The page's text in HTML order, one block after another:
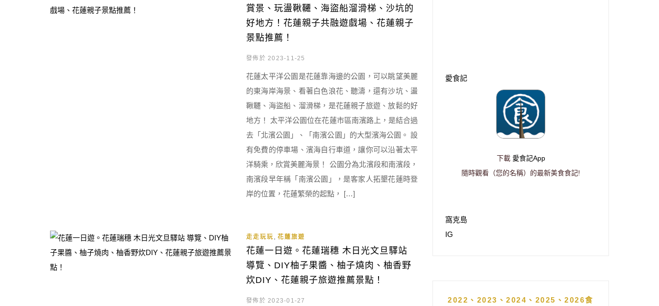
賞景、玩盪鞦韆、海盜船溜滑梯、沙坑的
好地方！花蓮親子共融遊戲場、花蓮親子
景點推薦！
發佈於 2023-11-25
花蓮太平洋公園是花蓮靠海邊的公園，可以眺望美麗
的東海岸海景、看著白色浪花、聽濤，還有沙坑、盪
鞦韆、海盜船、溜滑梯，是花蓮親子旅遊、放鬆的好
地方！ 太平洋公園位在花蓮市區南濱路上，是結合過
去「北濱公園」、「南濱公園」的大型濱海公園。 設
有免費的停車場、濱海自行車道，讓你可以沿著太平
洋騎乘，欣賞美麗海景！ 公園分為北濱段和南濱段，
南濱段早年稱「南濱公園」，是客家人拓墾花蓮時登
岸的位置，花蓮繁榮的起點， […]
走走玩玩 花蓮旅遊
花蓮一日遊。花蓮瑞穗 木日光文旦驛站
導覽、DIY柚子果醬、柚子燒肉、柚香野
炊DIY、花蓮親子旅遊推薦景點！
發佈於 2023-01-27
愛食記
下載 愛食記App
隨時觀看（您的名稱）的最新美食食記!
窩克島
IG
2022、2023、2024、2025、2026食